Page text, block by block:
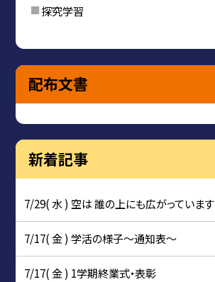
探究学習
配布文書
新着記事
7/29( 水 ) 空は 誰の上にも広がっています
7/17( 金 ) 学活の様子〜通知表〜
7/17( 金 ) 1学期終業式・表彰